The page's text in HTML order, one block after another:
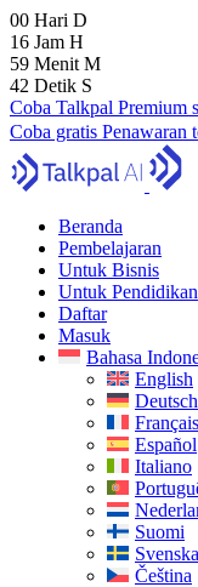
00 Hari D
16 Jam H
59 Menit M
41 Detik S
Coba Talkpal Premium
Coba gratis Penawaran
Beranda
Pembelajaran
Untuk Bisnis
Untuk Pendidikan
Daftar
Masuk
Bahasa
English
Deutsch
Français
Español
Italiano
Suomi
Svenska
Čeština